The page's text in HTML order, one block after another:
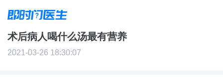
术后病人喝什么汤最有营养
2021-03-26 18:30:07